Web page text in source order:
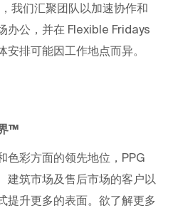
我们汇聚团队以加速协作和
办公，并在 Flexible Fridays
排可能因工作地点而异。
™
色彩方面的领先地位，PPG
建筑市场及售后市场的客户以
提升更多的表面。欲了解更多